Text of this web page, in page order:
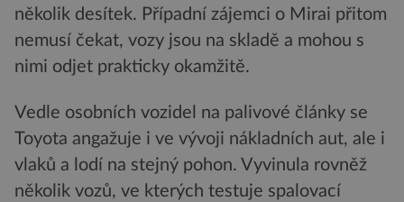
několik desítek. Případní zájemci o Mirai přitom
nemusí čekat, vozy jsou na skladě a mohou s
nimi odjet prakticky okamžitě.
Vedle osobních vozidel na palivové články se
Toyota angažuje i ve vývoji nákladních aut, ale i
vlaků a lodí na stejný pohon. Vyvinula rovněž
několik vozů, ve kterých testuje spalovací